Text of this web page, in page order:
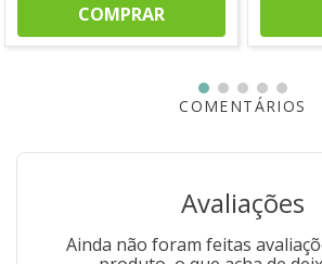
COMPRAR
COMENTÁRIOS
Avaliações
Ainda não foram feitas